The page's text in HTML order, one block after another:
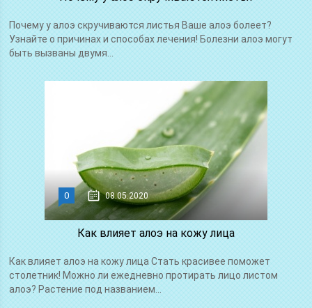
Почему у алоэ скручиваются листья Ваше алоэ болеет?
Узнайте о причинах и способах лечения! Болезни алоэ могут
быть вызваны двумя...
0 08.05.2020
Как влияет алоэ на кожу лица
Как влияет алоэ на кожу лица Стать красивее поможет
столетник! Можно ли ежедневно протирать лицо листом
алоэ? Растение под названием...